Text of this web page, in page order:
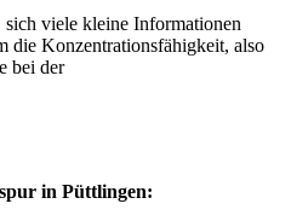
viele kleine Informationen
die Konzentrationsfähigkeit, also
bei der
in Püttlingen: